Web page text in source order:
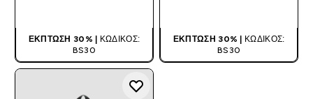
ΈΚΠΤΩΣΗ 30% |
ΚΩΔΙΚΌΣ:
BS30
ΈΚΠΤΩΣΗ 30% |
ΚΩΔΙΚΌΣ:
BS30